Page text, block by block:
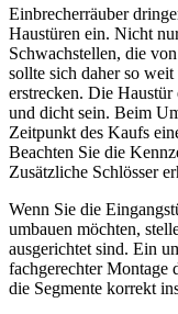
Einbrecherräuber
Haustüren ein. Nicht
Schwachstellen, die
sollte sich daher so
erstrecken. Die Haustür
und dicht sein. Beim
Zeitpunkt des Kaufs
Beachten Sie die
Zusätzliche Schlösser
Wenn Sie die
umbauen möchten,
ausgerichtet sind. Ein
fachgerechter Montage
die Segmente korrekt